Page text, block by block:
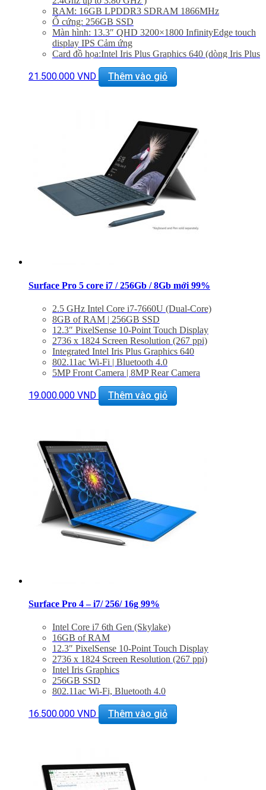
RAM: 16GB LPDDR3 SDRAM 1866MHz
Ổ cứng: 256GB SSD
Màn hình: 13.3″ QHD 3200×1800 InfinityEdge touch
display IPS Cảm ứng
Card đồ họa:Intel Iris Plus Graphics 640 (dòng Iris Plus
Cổng kết nối: Killer 1535 802.11ac 2×2 WiFi and
Bluetooth 4.1,backlist keyboard, Camera, Bluetooth
21.500.000 VND Thêm vào giỏ
Surface Pro 5 core i7 / 256Gb / 8Gb mới 99%
2.5 GHz Intel Core i7-7660U (Dual-Core)
8GB of RAM | 256GB SSD
12.3″ PixelSense 10-Point Touch Display
2736 x 1824 Screen Resolution (267 ppi)
Integrated Intel Iris Plus Graphics 640
802.11ac Wi-Fi | Bluetooth 4.0
5MP Front Camera | 8MP Rear Camera
microSD Card Slot
Windows 10 Pro
– Giảm giá 20% khi mua phụ kiện túi chống shock và
balo
19.000.000 VND Thêm vào giỏ
Surface Pro 4 – i7/ 256/ 16g 99%
Intel Core i7 6th Gen (Skylake)
16GB of RAM
12.3″ PixelSense 10-Point Touch Display
2736 x 1824 Screen Resolution (267 ppi)
Intel Iris Graphics
256GB SSD
802.11ac Wi-Fi, Bluetooth 4.0
USB 3.0, Mini DisplayPort, microSD Slot
Surface Pen Included
Windows 10 Pro
16.500.000 VND Thêm vào giỏ